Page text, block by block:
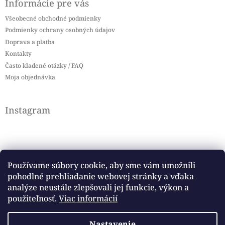
Používame súbory cookie, aby sme vám umožnili
pohodlné prehliadanie webovej stránky a vďaka
analýze neustále zlepšovali jej funkcie, výkon a
použiteľnosť. Viac informácií
Informácie pre vás
Všeobecné obchodné podmienky
Podmienky ochrany osobných údajov
Doprava a platba
Kontakty
Často kladené otázky / FAQ
Moja objednávka
Instagram
Sledovať na Instagrame
Facebook